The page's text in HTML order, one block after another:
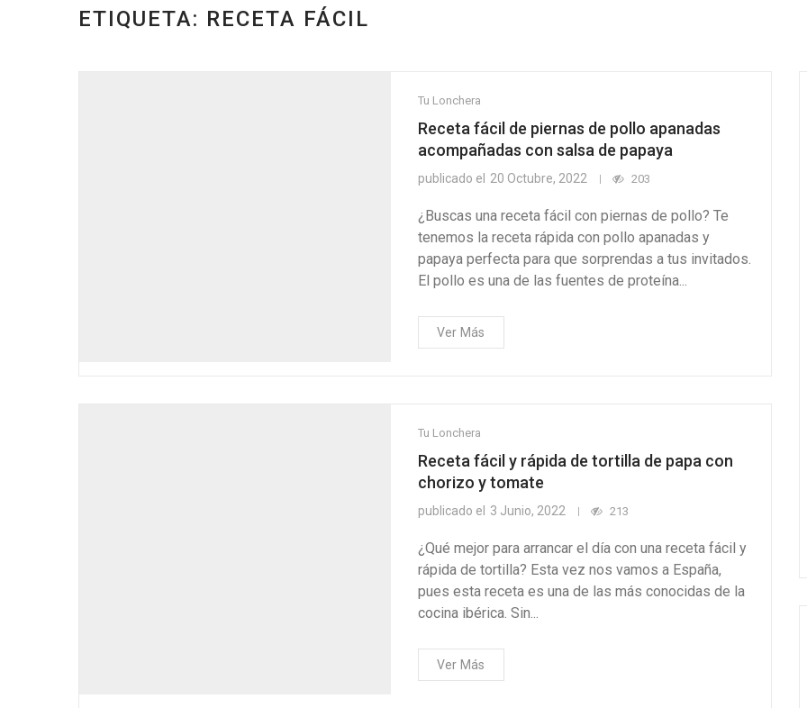
ETIQUETA: RECETA FÁCIL
Tu Lonchera
Receta fácil de piernas de pollo apanadas
acompañadas con salsa de papaya
publicado el 20 Octubre, 2022 203
¿Buscas una receta fácil con piernas de pollo? Te
tenemos la receta rápida con pollo apanadas y
papaya perfecta para que sorprendas a tus invitados.
El pollo es una de las fuentes de proteína...
Ver Más
Tu Lonchera
Receta fácil y rápida de tortilla de papa con
chorizo y tomate
publicado el 3 Junio, 2022 213
¿Qué mejor para arrancar el día con una receta fácil y
rápida de tortilla? Esta vez nos vamos a España,
pues esta receta es una de las más conocidas de la
cocina ibérica. Sin...
Ver Más